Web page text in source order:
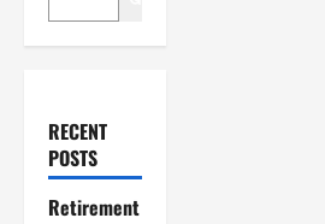
RECENT
POSTS
Retirement